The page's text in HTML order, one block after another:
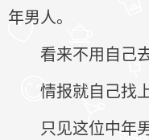
年男人。
看来不用自己
情报就自己找
只见这位中年